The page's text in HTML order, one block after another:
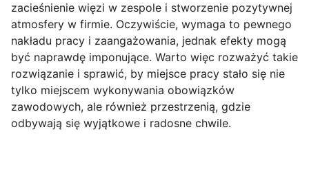
zacieśnienie więzi w zespole i stworzenie pozytywnej
atmosfery w firmie. Oczywiście, wymaga to pewnego
nakładu pracy i zaangażowania, jednak efekty mogą
być naprawdę imponujące. Warto więc rozważyć takie
rozwiązanie i sprawić, by miejsce pracy stało się nie
tylko miejscem wykonywania obowiązków
zawodowych, ale również przestrzenią, gdzie
odbywają się wyjątkowe i radosne chwile.